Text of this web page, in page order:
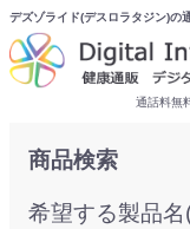
デズゾライド(デスロラタジン)の
通話料無
商品検索
希望する製品